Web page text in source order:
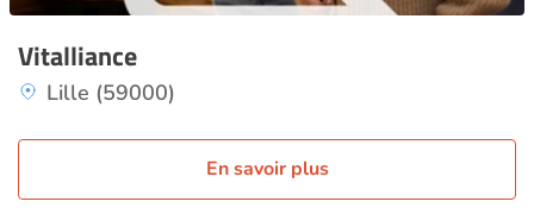
Vitalliance
Lille (59000)
En savoir plus